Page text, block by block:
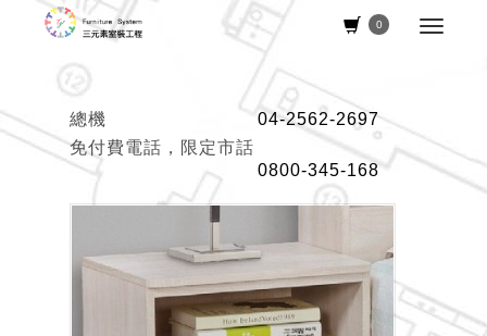
0
總機
04-2562-2697
免付費電話，限定市話
0800-345-168